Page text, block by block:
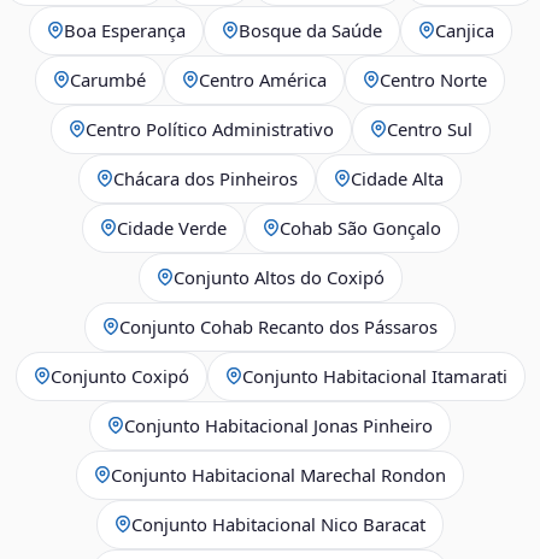
Boa Esperança Bosque da Saúde Canjica
Carumbé Centro América Centro Norte
Centro Político Administrativo Centro Sul
Chácara dos Pinheiros Cidade Alta
Cidade Verde Cohab São Gonçalo
Conjunto Altos do Coxipó
Conjunto Cohab Recanto dos Pássaros
Conjunto Coxipó Conjunto Habitacional Itamarati
Conjunto Habitacional Jonas Pinheiro
Conjunto Habitacional Marechal Rondon
Conjunto Habitacional Nico Baracat